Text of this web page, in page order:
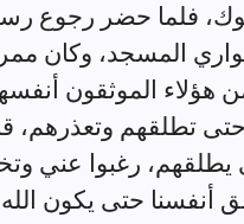
فلما حضر رجوع
المسجد، وكان ممر
هؤلاء الموثقون
تطلقهم وتعذرهم،
يطلقهم، رغبوا عني
أنفسنا حتى يكون